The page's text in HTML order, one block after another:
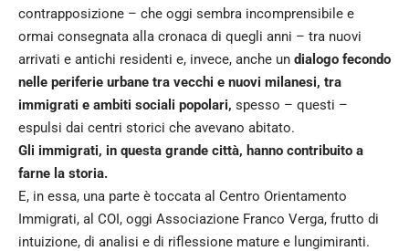
contrapposizione – che oggi sembra incomprensibile e
ormai consegnata alla cronaca di quegli anni – tra nuovi
arrivati e antichi residenti e, invece, anche un dialogo fecondo
nelle periferie urbane tra vecchi e nuovi milanesi, tra
immigrati e ambiti sociali popolari, spesso – questi –
espulsi dai centri storici che avevano abitato.
Gli immigrati, in questa grande città, hanno contribuito a
farne la storia.
E, in essa, una parte è toccata al Centro Orientamento
Immigrati, al COI, oggi Associazione Franco Verga, frutto di
intuizione, di analisi e di riflessione mature e lungimiranti.